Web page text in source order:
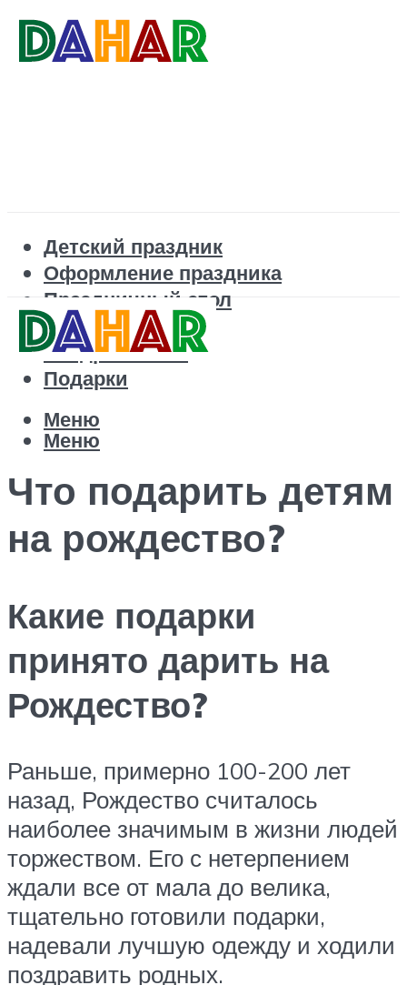
Детский праздник
Оформление праздника
Праздничный стол
Корпоратив
Поздравления
Подарки
Меню
Меню
Что подарить детям
на рождество?
Какие подарки
принято дарить на
Рождество?
Раньше, примерно 100-200 лет
назад, Рождество считалось
наиболее значимым в жизни людей
торжеством. Его с нетерпением
ждали все от мала до велика,
тщательно готовили подарки,
надевали лучшую одежду и ходили
поздравить родных.